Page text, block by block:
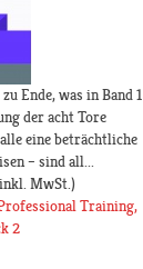
Ende, was in Band 1
der acht Tore
eine beträchtliche
– sind all...
MwSt.)
Training,
2